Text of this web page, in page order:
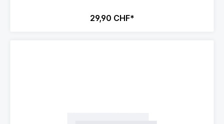
29,90 CHF*